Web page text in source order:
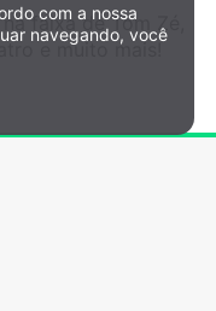
faixa de Tom Zé,
e muito mais!
com a nossa
navegando, você